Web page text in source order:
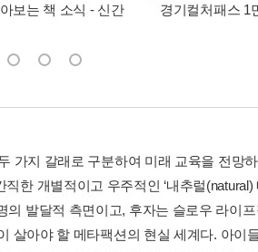
보는 책 소식 - 신간
경기컬처패스 1
가지 갈래로 구분하여 미래 교육을 전망
한 개별적이고 우주적인 ‘내추럴(natural)
발달적 측면이고, 후자는 슬로우 라이
살아야 할 메타팩션의 현실 세계다. 아이